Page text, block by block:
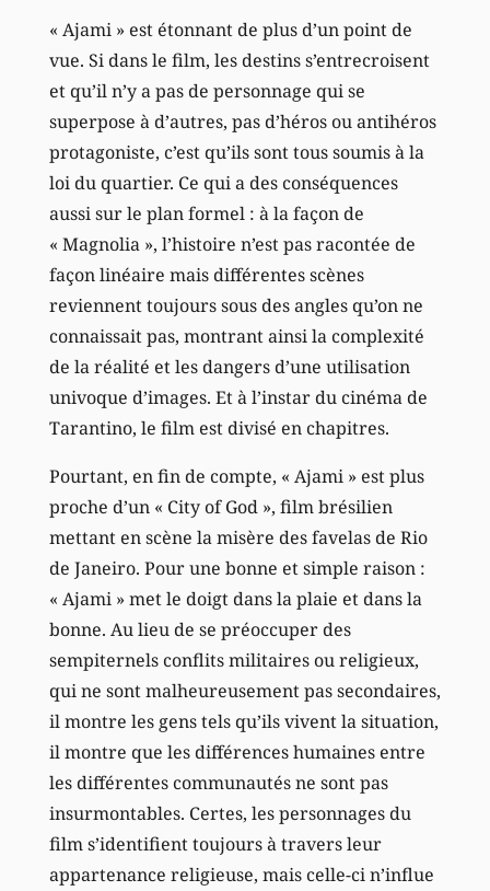
« Ajami » est étonnant de plus d’un point de
vue. Si dans le film, les destins s’entrecroisent
et qu’il n’y a pas de personnage qui se
superpose à d’autres, pas d’héros ou antihéros
protagoniste, c’est qu’ils sont tous soumis à la
loi du quartier. Ce qui a des conséquences
aussi sur le plan formel : à la façon de
« Magnolia », l’histoire n’est pas racontée de
façon linéaire mais différentes scènes
reviennent toujours sous des angles qu’on ne
connaissait pas, montrant ainsi la complexité
de la réalité et les dangers d’une utilisation
univoque d’images. Et à l’instar du cinéma de
Tarantino, le film est divisé en chapitres.
Pourtant, en fin de compte, « Ajami » est plus
proche d’un « City of God », film brésilien
mettant en scène la misère des favelas de Rio
de Janeiro. Pour une bonne et simple raison :
« Ajami » met le doigt dans la plaie et dans la
bonne. Au lieu de se préoccuper des
sempiternels conflits militaires ou religieux,
qui ne sont malheureusement pas secondaires,
il montre les gens tels qu’ils vivent la situation,
il montre que les différences humaines entre
les différentes communautés ne sont pas
insurmontables. Certes, les personnages du
film s’identifient toujours à travers leur
appartenance religieuse, mais celle-ci n’influe